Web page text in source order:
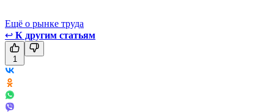
Ещё о рынке труда
↩ К другим статьям
1